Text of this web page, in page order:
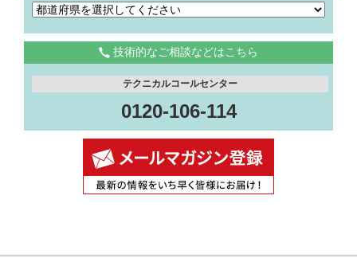
技術的なご相談などはこちら
テクニカルコールセンター
0120-106-114